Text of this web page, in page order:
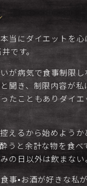
当にダイエットを
です。
が病気で食事制限し
聞き、制限内容が私
たこともありダイエ
えるから始めようか
うと余計な物を食べ
の日以外は飲まない
事•お酒が好きな私